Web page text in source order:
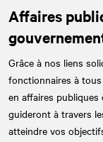
Affaires
Grâce à nos liens
fonctionnaires à
en affaires publiques
guideront à travers
atteindre vos